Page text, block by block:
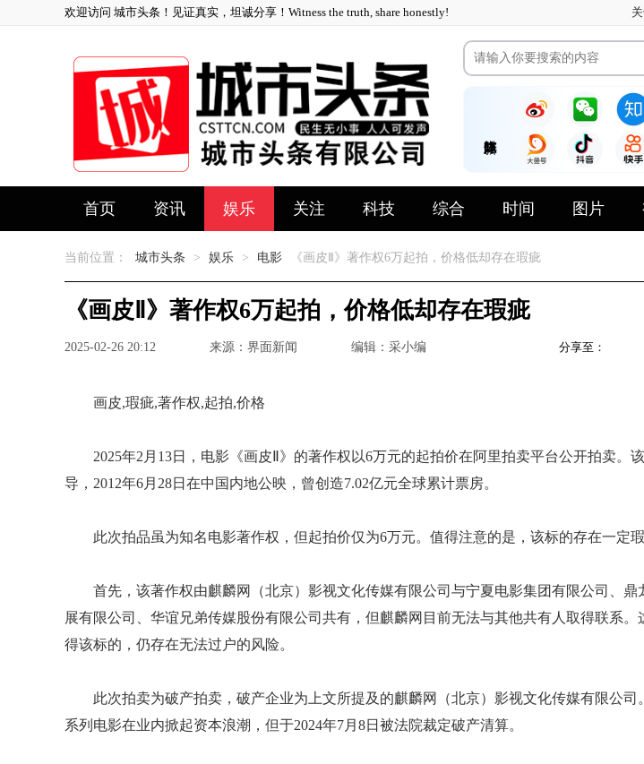
欢迎访问 城市头条！见证真实，坦诚分享！Witness the truth, share honestly!
首页 资讯 娱乐 关注 科技 综合 时间 图片
当前位置： 城市头条 > 娱乐 > 电影 《画皮Ⅱ》著作权6万起拍，价格低却存在瑕疵
《画皮Ⅱ》著作权6万起拍，价格低却存在瑕疵
2025-02-26 20:12 来源：界面新闻 编辑：采小编 分享至：
画皮,瑕疵,著作权,起拍,价格
2025年2月13日，电影《画皮Ⅱ》的著作权以6万元的起拍价在阿里拍卖平台公开拍卖。
导，2012年6月28日在中国内地公映，曾创造7.02亿元全球累计票房。
此次拍品虽为知名电影著作权，但起拍价仅为6万元。值得注意的是，该标的存在一定瑕
首先，该著作权由麒麟网（北京）影视文化传媒有限公司与宁夏电影集团有限公司、鼎
展有限公司、华谊兄弟传媒股份有限公司共有，但麒麟网目前无法与其他共有人取得联系。
得该标的，仍存在无法过户的风险。
此次拍卖为破产拍卖，破产企业为上文所提及的麒麟网（北京）影视文化传媒有限公司
系列电影在业内掀起资本浪潮，但于2024年7月8日被法院裁定破产清算。